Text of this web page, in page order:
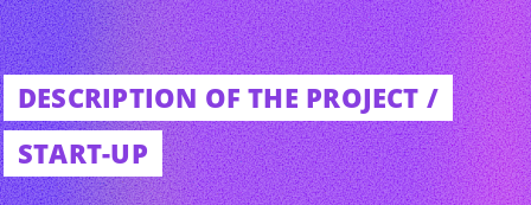
DESCRIPTION OF THE PROJECT /
START-UP